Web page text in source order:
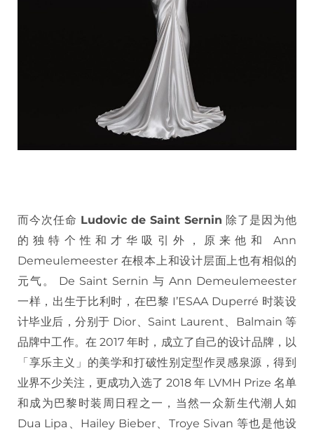
而今次任命 Ludovic de Saint Sernin 除了是因为他
的独特个性和才华吸引外，原来他和 Ann
Demeulemeester 在根本上和设计层面上也有相似的
元气。 De Saint Sernin 与 Ann Demeulemeester
一样，出生于比利时，在巴黎 I’ESAA Duperré 时装设
计毕业后，分别于 Dior、Saint Laurent、Balmain 等
品牌中工作。在 2017 年时，成立了自己的设计品牌，以
「享乐主义」的美学和打破性别定型作灵感泉源，得到
业界不少关注，更成功入选了 2018 年 LVMH Prize 名单
和成为巴黎时装周日程之一，当然一众新生代潮人如
Dua Lipa、Hailey Bieber、Troye Sivan 等也是他设